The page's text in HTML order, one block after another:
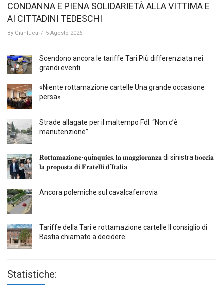
CONDANNA E PIENA SOLIDARIETÀ ALLA VITTIMA E
AI CITTADINI TEDESCHI
By Gianluca / 5 Agosto 2026
Scendono ancora le tariffe Tari Più differenziata nei
grandi eventi
«Niente rottamazione cartelle Una grande occasione
persa»
Strade allagate per il maltempo FdI: “Non c’è
manutenzione”
𝐑𝐨𝐭𝐭𝐚𝐦𝐚𝐳𝐢𝐨𝐧𝐞-𝐪𝐮i𝐧𝐪𝐮𝐢𝐞𝐬: 𝐥𝐚 𝐦𝐚𝐠𝐠𝐢𝐨𝐫𝐚𝐧𝐳𝐚 di sinistra 𝐛𝐨𝐜𝐜𝐢𝐚
𝐥𝐚 𝐩𝐫𝐨𝐩𝐨𝐬𝐭𝐚 𝐝𝐢 𝐅𝐫𝐚𝐭𝐞𝐥𝐥𝐢 𝐝’𝐈𝐭𝐚𝐥𝐢𝐚
Ancora polemiche sul cavalcaferrovia
Tariffe della Tari e rottamazione cartelle Il consiglio di
Bastia chiamato a decidere
Statistiche: